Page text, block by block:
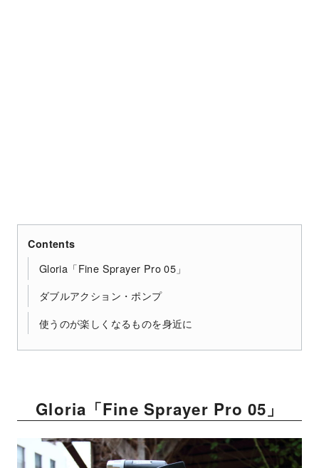
Contents
Gloria「Fine Sprayer Pro 05」
ダブルアクション・ポンプ
使うのが楽しくなるものを身近に
Gloria「Fine Sprayer Pro 05」